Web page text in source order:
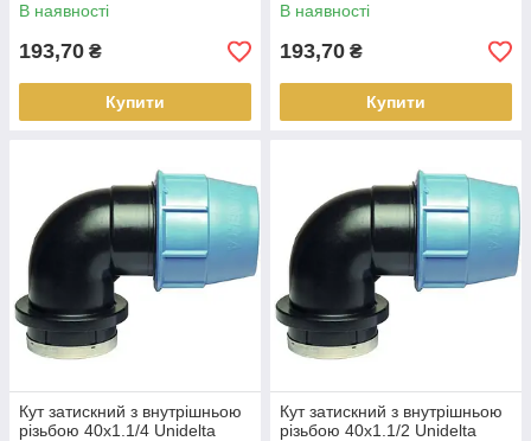
В наявності
193,70 ₴
Купити
В наявності
193,70 ₴
Купити
Кут затискний з внутрішньою
різьбою 40х1.1/4 Unidelta
Кут затискний з внутрішньою
різьбою 40х1.1/2 Unidelta